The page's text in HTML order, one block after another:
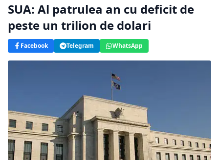
SUA: Al patrulea an cu deficit de
peste un trilion de dolari
Facebook Telegram WhatsApp